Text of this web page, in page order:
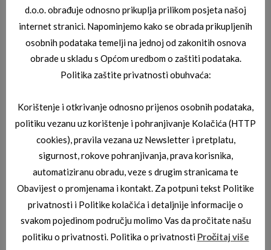
BORBONESE DIOPTRIJSKI OKVIRI
BORBONESE SOLE 00
d.o.o. obrađuje odnosno prikuplja prilikom posjeta našoj
internet stranici. Napominjemo kako se obrada prikupljenih
osobnih podataka temelji na jednoj od zakonitih osnova
obrade u skladu s Općom uredbom o zaštiti podataka.
Politika zaštite privatnosti obuhvaća:
Korištenje i otkrivanje odnosno prijenos osobnih podataka,
politiku vezanu uz korištenje i pohranjivanje Kolačića (HTTP
cookies), pravila vezana uz Newsletter i pretplatu,
sigurnost, rokove pohranjivanja, prava korisnika,
automatiziranu obradu, veze s drugim stranicama te
Obavijest o promjenama i kontakt. Za potpuni tekst Politike
privatnosti i Politike kolačića i detaljnije informacije o
svakom pojedinom području molimo Vas da pročitate našu
politiku o privatnosti. Politika o privatnosti Pročitaj više